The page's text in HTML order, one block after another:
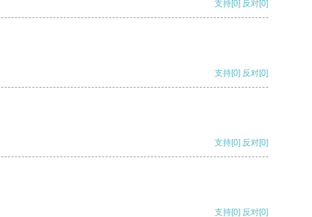
支持[0] 反对[0]
支持[0] 反对[0]
支持[0] 反对[0]
支持[0] 反对[0]